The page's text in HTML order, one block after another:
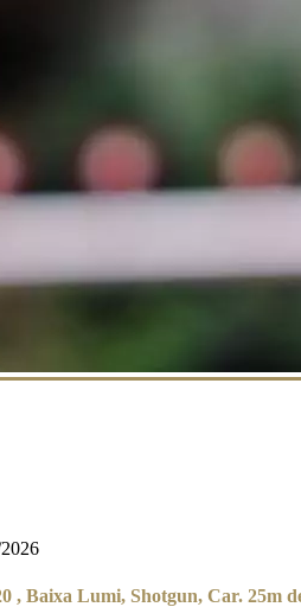
, Baixa Lumi, Shotgun, Car. 25m